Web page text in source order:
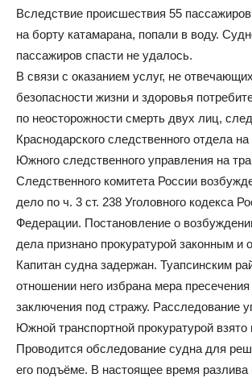
Вследствие происшествия 55
на борту катамарана, попали в воду.
пассажиров спасти не удалось.
В связи с оказанием услуг, не
безопасности жизни и здоровья
по неосторожности смерть двух лиц,
Краснодарского следственного отдела на
Южного следственного управления на
Следственного комитета России
дело по ч. 3 ст. 238 Уголовного кодекса
Федерации. Постановление о
дела признано прокуратурой законным и
Капитан судна задержан. Туапсинским
отношении него избрана мера
заключения под стражу. Расследование
Южной транспортной прокуратурой взято
Проводится обследование судна для
его подъёме. В настоящее время разлива